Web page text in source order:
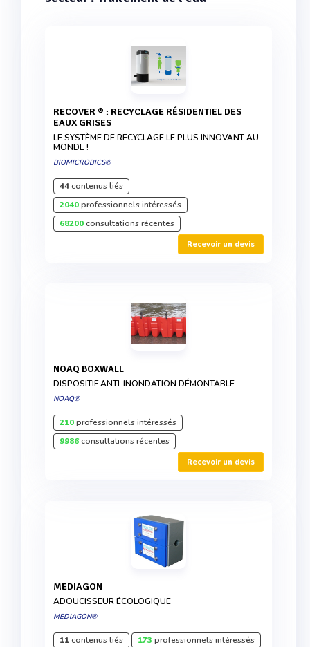
RECOVER ® : RECYCLAGE RÉSIDENTIEL DES
EAUX GRISES
LE SYSTÈME DE RECYCLAGE LE PLUS INNOVANT AU
MONDE !
BIOMICROBICS®
44contenus liés
2040professionnels intéressés
68200consultations récentes
Recevoir un devis
NOAQ BOXWALL
DISPOSITIF ANTI-INONDATION DÉMONTABLE
NOAQ®
210professionnels intéressés
9986consultations récentes
Recevoir un devis
MEDIAGON
ADOUCISSEUR ÉCOLOGIQUE
MEDIAGON®
11contenus liés 173 professionnels intéressés